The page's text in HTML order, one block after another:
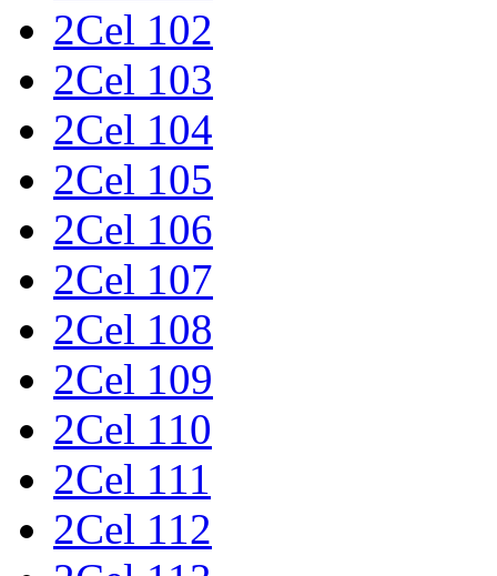
2Cel 102
2Cel 103
2Cel 104
2Cel 105
2Cel 106
2Cel 107
2Cel 108
2Cel 109
2Cel 110
2Cel 111
2Cel 112